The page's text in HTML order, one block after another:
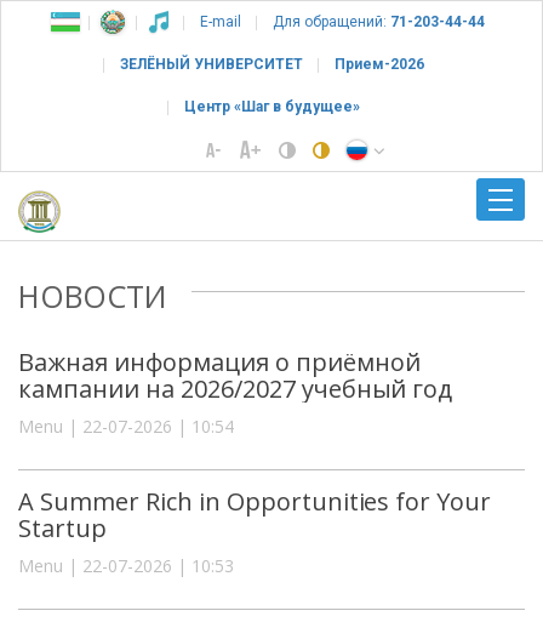
E-mail Для обращений: 71-203-44-44
ЗЕЛЁНЫЙ УНИВЕРСИТЕТ Прием-2026
Центр «Шаг в будущее»
НОВОСТИ
Важная информация о приёмной
кампании на 2026/2027 учебный год
Menu | 22-07-2026 | 10:54
A Summer Rich in Opportunities for Your
Startup
Menu | 22-07-2026 | 10:53